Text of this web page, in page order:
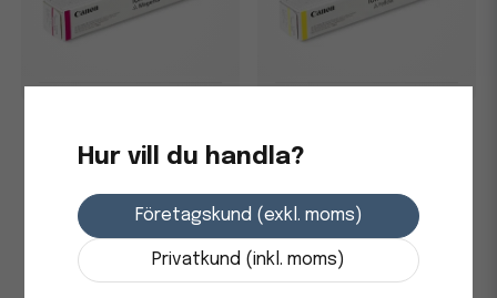
9452B001 Magenta
3 366,25 kr
Skickas från leverantör
+
9451B001 Gul
3 366,25 kr
Skickas från leverantör
-
Hur vill du handla?
Företagskund (exkl. moms)
Privatkund (inkl. moms)